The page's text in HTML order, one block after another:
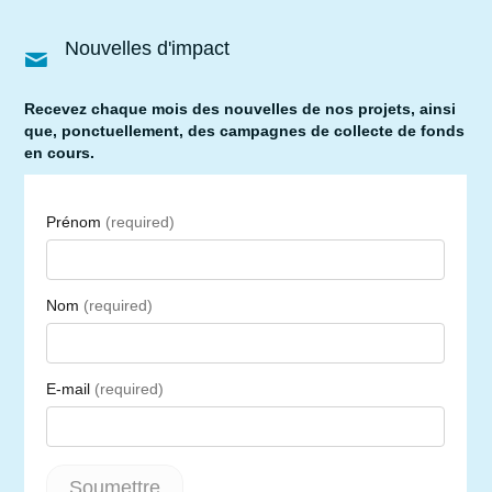
Nouvelles d'impact
Recevez chaque mois des nouvelles de nos projets, ainsi
que, ponctuellement, des campagnes de collecte de fonds
en cours.